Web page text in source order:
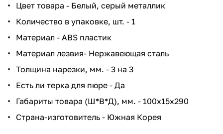
Цвет товара - Белый, серый металлик
Количество в упаковке, шт. - 1
Материал - ABS пластик
Материал лезвия- Нержавеющая сталь
Толщина нарезки, мм. - 3 на 3
Есть ли терка для пюре - Да
Габариты товара (Ш*В*Д), мм. - 100x15x290
Страна-изготовитель - Южная Корея